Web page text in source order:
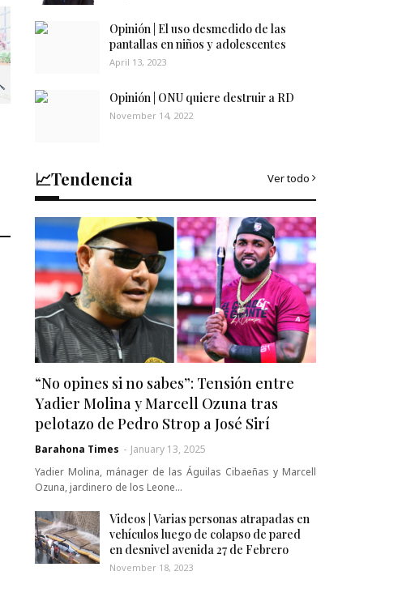
Opinión | El uso desmedido de las
pantallas en niños y adolescentes
April 13, 2023
Opinión | ONU quiere destruir a RD
November 14, 2022
📈Tendencia Ver todo
“No opines si no sabes”: Tensión entre
Yadier Molina y Marcell Ozuna tras
pelotazo de Pedro Strop a José Sirí
Barahona Times - January 13, 2025
Yadier Molina, mánager de las Águilas Cibaeñas y Marcell
Ozuna, jardinero de los Leone…
Videos | Varias personas atrapadas en
vehículos luego de colapso de pared
en desnivel avenida 27 de Febrero
November 18, 2023